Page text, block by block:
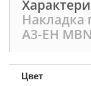
Накладка
А3-EH
Цвет